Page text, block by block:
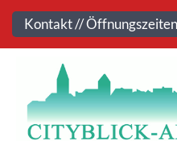
Kontakt
Kontakt // Öffnungszeiten